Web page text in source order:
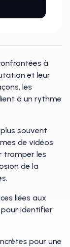
à
et leur
les
à un rythme
souvent
de vidéos
les
de la
liées aux
identifier